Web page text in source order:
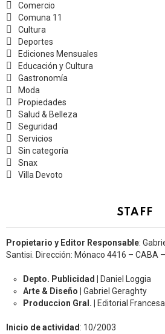
Comercio
Comuna 11
Cultura
Deportes
Ediciones Mensuales
Educación y Cultura
Gastronomía
Moda
Propiedades
Salud & Belleza
Seguridad
Servicios
Sin categoría
Snax
Villa Devoto
STAFF
Propietario y Editor Responsable:
Santisi. Dirección: Mónaco 4416 – CABA
Depto. Publicidad |
Daniel Loggia
Arte & Diseño | Gabriel Geraghty
Produccion Gral. |
Editorial Francesa
Inicio de actividad : 10/2003